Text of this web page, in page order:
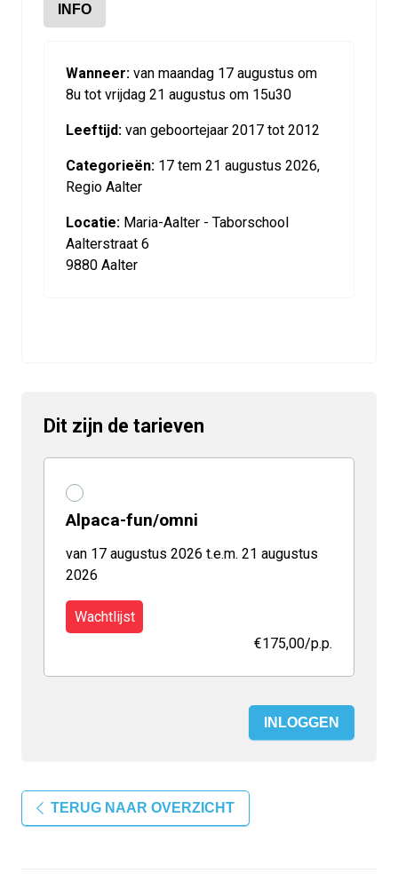
INFO
Wanneer: van maandag 17 augustus om
8u tot vrijdag 21 augustus om 15u30
Leeftijd: van geboortejaar 2017 tot 2012
Categorieën: 17 tem 21 augustus 2026,
Regio Aalter
Locatie: Maria-Aalter - Taborschool
Aalterstraat 6
9880 Aalter
Dit zijn de tarieven
Alpaca-fun/omni
van 17 augustus 2026 t.e.m. 21 augustus
2026
Wachtlijst
€175,00/p.p.
INLOGGEN
TERUG NAAR OVERZICHT